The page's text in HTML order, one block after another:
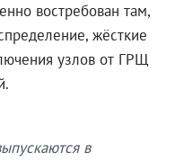
востребован там,
жёсткие
узлов от ГРЩ
в